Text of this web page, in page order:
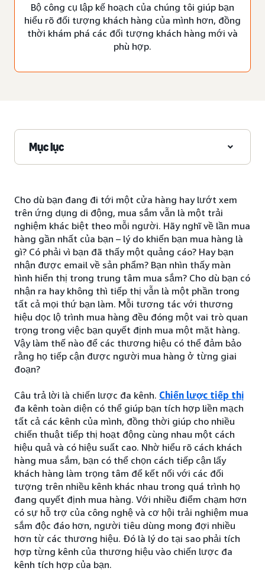
Bộ công cụ lập kế hoạch của chúng tôi giúp bạn
hiểu rõ đối tượng khách hàng của mình hơn, đồng
thời khám phá các đối tượng khách hàng mới và
phù hợp.
Mục lục
Cho dù bạn đang đi tới một cửa hàng hay lướt xem
trên ứng dụng di động, mua sắm vẫn là một trải
nghiệm khác biệt theo mỗi người. Hãy nghĩ về lần mua
hàng gần nhất của bạn – lý do khiến bạn mua hàng là
gì? Có phải vì bạn đã thấy một quảng cáo? Hay bạn
nhận được email về sản phẩm? Bạn nhìn thấy màn
hình hiển thị trong trung tâm mua sắm? Cho dù bạn có
nhận ra hay không thì tiếp thị vẫn là một phần trong
tất cả mọi thứ bạn làm. Mỗi tương tác với thương
hiệu dọc lộ trình mua hàng đều đóng một vai trò quan
trọng trong việc bạn quyết định mua một mặt hàng.
Vậy làm thế nào để các thương hiệu có thể đảm bảo
rằng họ tiếp cận được người mua hàng ở từng giai
đoạn?
Câu trả lời là chiến lược đa kênh. Chiến lược tiếp thị
đa kênh toàn diện có thể giúp bạn tích hợp liền mạch
tất cả các kênh của mình, đồng thời giúp cho nhiều
chiến thuật tiếp thị hoạt động cùng nhau một cách
hiệu quả và có hiệu suất cao. Nhờ hiểu rõ cách khách
hàng mua sắm, bạn có thể chọn cách tiếp cận lấy
khách hàng làm trọng tâm để kết nối với các đối
tượng trên nhiều kênh khác nhau trong quá trình họ
đang quyết định mua hàng. Với nhiều điểm chạm hơn
có sự hỗ trợ của công nghệ và cơ hội trải nghiệm mua
sắm độc đáo hơn, người tiêu dùng mong đợi nhiều
hơn từ các thương hiệu. Đó là lý do tại sao phải tích
hợp từng kênh của thương hiệu vào chiến lược đa
kênh tích hợp của bạn.